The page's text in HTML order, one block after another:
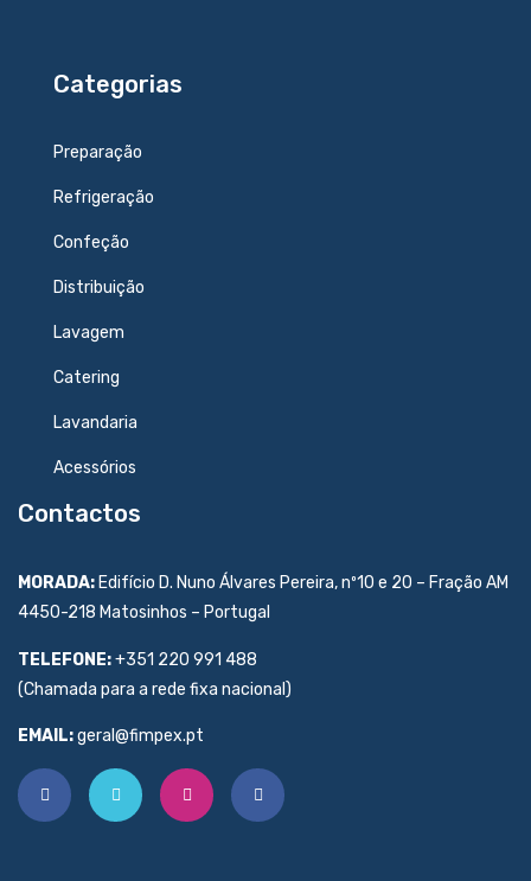
Categorias
Preparação
Refrigeração
Confeção
Distribuição
Lavagem
Catering
Lavandaria
Acessórios
Contactos
MORADA: Edifício D. Nuno Álvares Pereira, nº10 e 20 – Fração AM
4450-218 Matosinhos – Portugal
TELEFONE:+351 220 991 488
(Chamada para a rede fixa nacional)
EMAIL:geral@fimpex.pt